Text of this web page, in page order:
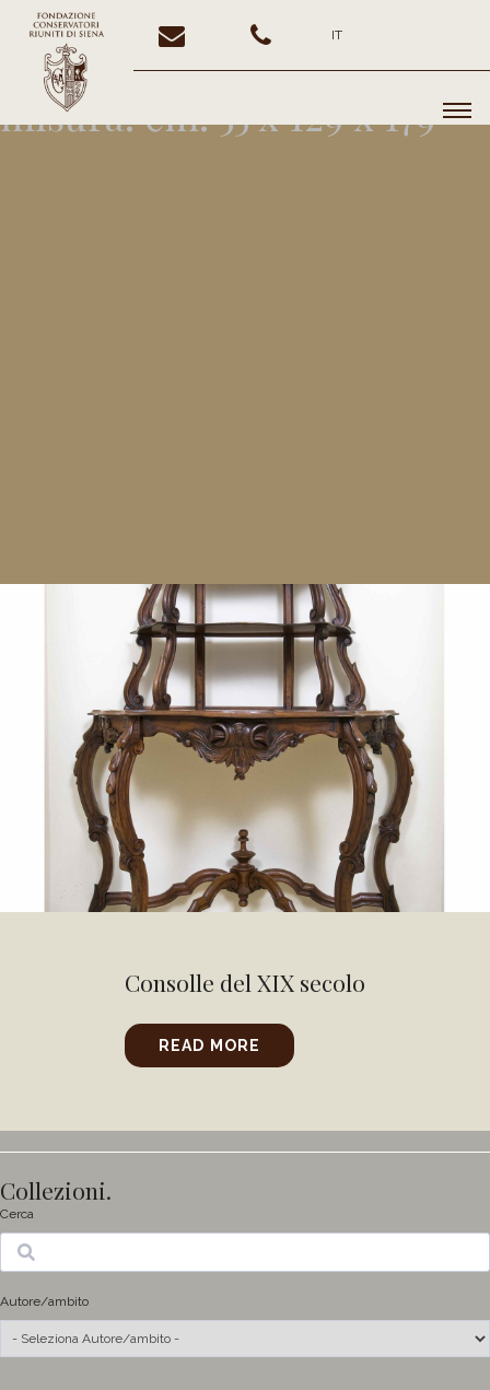
IT
misura:cm. 55 x 129 x 179
Consolle del XIX secolo
READ MORE
Collezioni.
Cerca
Ricerca
Autore/ambito